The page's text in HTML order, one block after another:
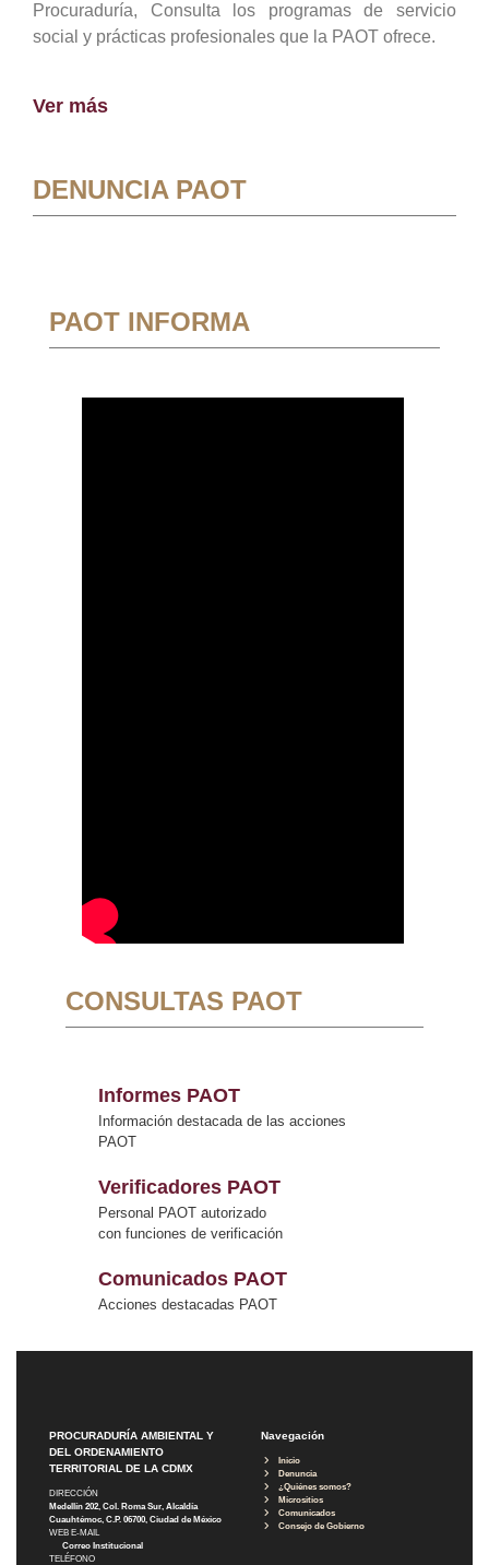
Procuraduría, Consulta los programas de servicio
social y prácticas profesionales que la PAOT ofrece.
Ver más
DENUNCIA PAOT
PAOT INFORMA
CONSULTAS PAOT
Informes PAOT
Información destacada de las acciones
PAOT
Verificadores PAOT
Personal PAOT autorizado
con funciones de verificación
Comunicados PAOT
Acciones destacadas PAOT
PROCURADURÍA AMBIENTAL Y
DEL ORDENAMIENTO
TERRITORIAL DE LA CDMX
DIRECCIÓN
Medellín 202, Col. Roma Sur, Alcaldía
Cuauhtémoc, C.P. 06700, Ciudad de México
WEB E-MAIL
Correo Institucional
TELÉFONO
Navegación
Inicio
Denuncia
¿Quiénes somos?
Micrositios
Comunicados
Consejo de Gobierno